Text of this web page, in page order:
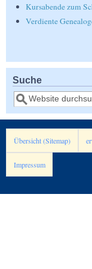
Kursabende zum
Verdiente
Suche
Suche
Übersicht (Sitemap)
Impressum